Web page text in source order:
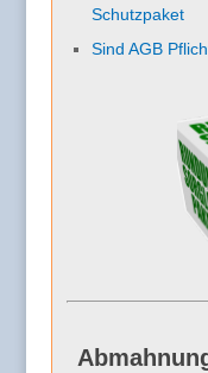
Schutzpaket
Sind AGB